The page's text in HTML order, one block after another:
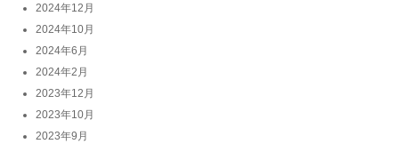
2024年12月
2024年10月
2024年6月
2024年2月
2023年12月
2023年10月
2023年9月